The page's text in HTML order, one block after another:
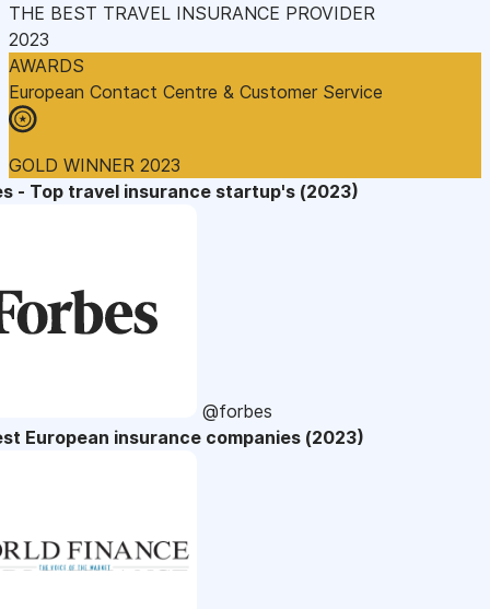
THE BEST TRAVEL INSURANCE PROVIDER
2023
AWARDS
European Contact Centre & Customer Service
GOLD WINNER 2023
- Top travel insurance startup's (2023)
@forbes
European insurance companies (2023)